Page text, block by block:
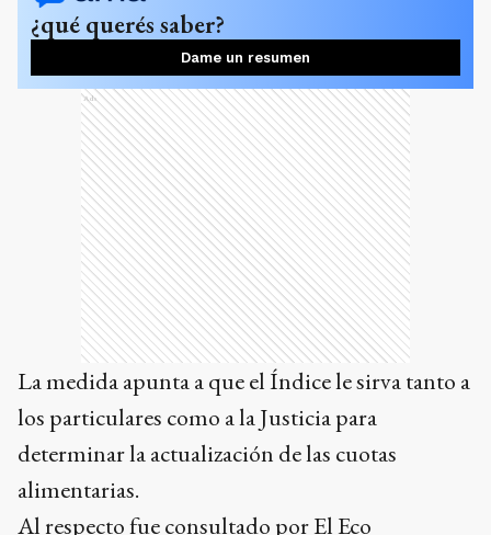
¿qué querés saber?
Dame un resumen
Ads
La medida apunta a que el Índice le sirva tanto a
los particulares como a la Justicia para
determinar la actualización de las cuotas
alimentarias.
Al respecto fue consultado por El Eco